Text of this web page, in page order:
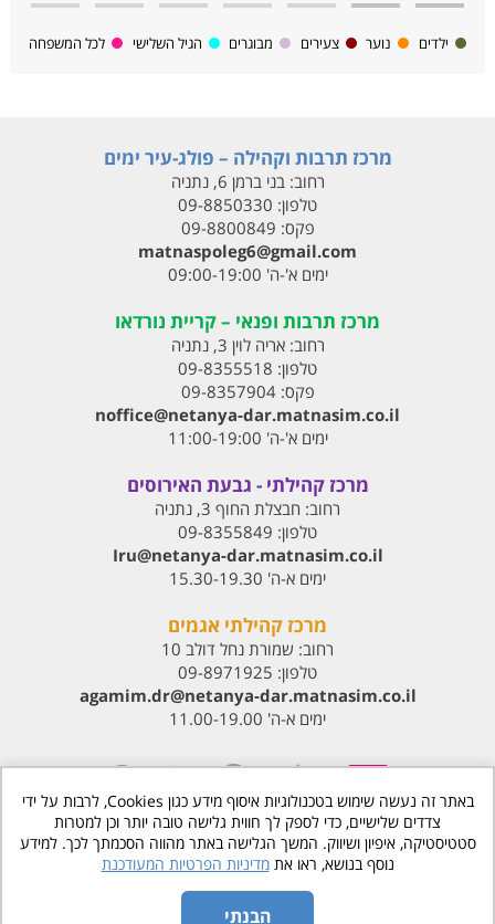
ילדים נוער צעירים מבוגרים הגיל השלישי לכל המשפחה
מרכז תרבות וקהילה – פולג-עיר ימים
רחוב:בני ברמן 6, נתניה
טלפון: 09-8850330
פקס: 09-8800849
matnaspoleg6@gmail.com
ימים א'-ה' 09:00-19:00
מרכז תרבות ופנאי – קריית נורדאו
רחוב:אריה לוין 3, נתניה
טלפון: 09-8355518
פקס:09-8357904
noffice@netanya-dar.matnasim.co.il
ימים א'-ה' 11:00-19:00
מרכז קהילתי - גבעת האירוסים
רחוב: חבצלת החוף 3, נתניה
טלפון: 09-8355849
Iru@netanya-dar.matnasim.co.il‏
ימים א-ה' 15.30-19.30
מרכז קהילתי אגמים
רחוב: שמורת נחל דולב 10
טלפון: 09-8971925
agamim.dr@netanya-dar.matnasim.co.il‏
ימים א-ה' 11.00-19.00
www.matnasdn.co.il
© כל הזכויות שמורות
מדיניות פרטיות
באתר זה נעשה שימוש בטכנולוגיות איסוף מידע כגון Cookies, לרבות על ידי
צדדים שלישיים, כדי לספק לך חווית גלישה טובה יותר וכן למטרות
סטטיסטיקה, איפיון ושיווק. המשך הגלישה באתר מהווה הסכמתך לכך. למידע
נוסף בנושא, ראו אתמדיניות הפרטיות המעודכנת
הבנתי